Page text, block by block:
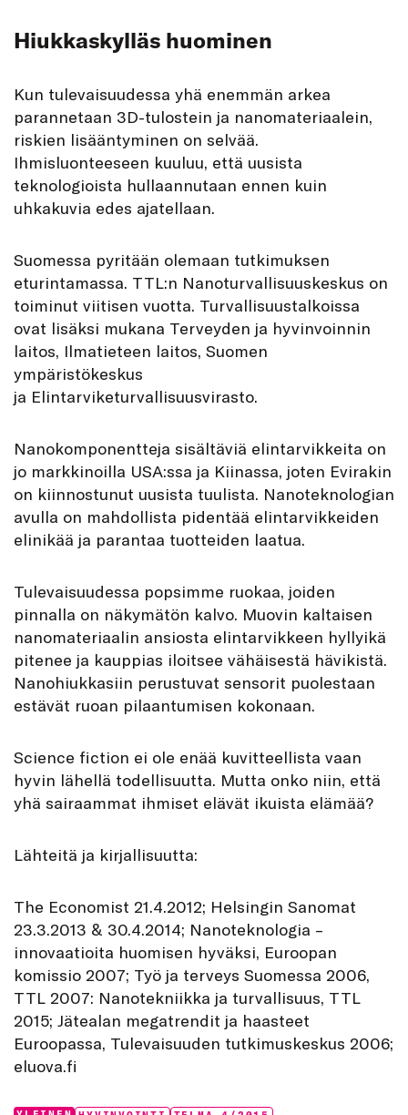
Hiukkaskylläs huominen
Kun tulevaisuudessa yhä enemmän arkea
parannetaan 3D-tulostein ja nanomateriaalein,
riskien lisääntyminen on selvää.
Ihmisluonteeseen kuuluu, että uusista
teknologioista hullaannutaan ennen kuin
uhkakuvia edes ajatellaan.
Suomessa pyritään olemaan tutkimuksen
eturintamassa. TTL:n Nanoturvallisuuskeskus on
toiminut viitisen vuotta. Turvallisuustalkoissa
ovat lisäksi mukana Terveyden ja hyvinvoinnin
laitos, Ilmatieteen laitos, Suomen
ympäristökeskus
ja Elintarviketurvallisuusvirasto.
Nanokomponentteja sisältäviä elintarvikkeita on
jo markkinoilla USA:ssa ja Kiinassa, joten Evirakin
on kiinnostunut uusista tuulista. Nanoteknologian
avulla on mahdollista pidentää elintarvikkeiden
elinikää ja parantaa tuotteiden laatua.
Tulevaisuudessa popsimme ruokaa, joiden
pinnalla on näkymätön kalvo. Muovin kaltaisen
nanomateriaalin ansiosta elintarvikkeen hyllyikä
pitenee ja kauppias iloitsee vähäisestä hävikistä.
Nanohiukkasiin perustuvat sensorit puolestaan
estävät ruoan pilaantumisen kokonaan.
Science fiction ei ole enää kuvitteellista vaan
hyvin lähellä todellisuutta. Mutta onko niin, että
yhä sairaammat ihmiset elävät ikuista elämää?
Lähteitä ja kirjallisuutta:
The Economist 21.4.2012; Helsingin Sanomat
23.3.2013 & 30.4.2014; Nanoteknologia –
innovaatioita huomisen hyväksi, Euroopan
komissio 2007; Työ ja terveys Suomessa 2006,
TTL 2007: Nanotekniikka ja turvallisuus, TTL
2015; Jätealan megatrendit ja haasteet
Euroopassa, Tulevaisuuden tutkimuskeskus 2006;
eluova.fi